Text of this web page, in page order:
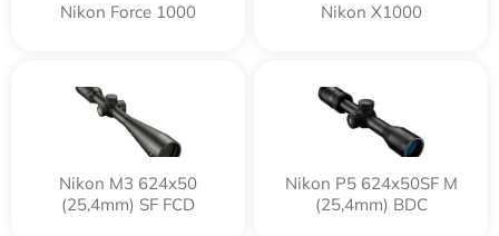
Nikon Force 1000 Nikon X1000
Nikon M3 624x50
(25,4mm) SF FCD
Nikon P5 624x50SF M
(25,4mm) BDC